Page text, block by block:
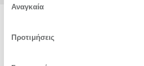
των υπηρεσιών τους.
συγκατάθεσης
Αναγκαία
Προτιμήσεις